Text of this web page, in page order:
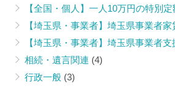
備」に
ついて
公表さ
た《速
報》
【全国・個人】一人10万円の特別
【埼玉県・事業者】埼玉県事業者家
【埼玉県・事業者】埼玉県事業者支
相続・遺言関連 (4)
行政一般 (3)